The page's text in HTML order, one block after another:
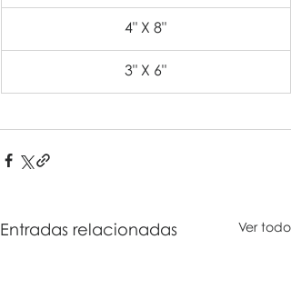
4" X 8"
3" X 6"
Entradas relacionadas Ver todo